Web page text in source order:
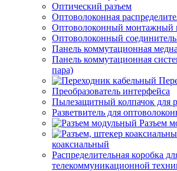
Оптический разъем
Оптоволоконная
Оптоволоконный монтажный
Оптоволоконный
Панель коммутационная
Панель коммутационная
пара)
Преобразователь интерфейса
Пылезащитный колпачок для
Разветвитель для
Разъем
коаксиальный
Распределительная коробка
телекоммуникационной